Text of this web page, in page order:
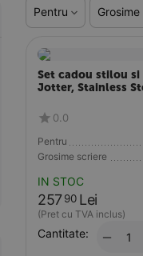
Pentru
Set cadou stilou si
Jotter, Stainless
0.0
Pentru
Grosime scriere
IN STOC
25790 Lei
(Pret cu TVA inclus)
Cantitate: −